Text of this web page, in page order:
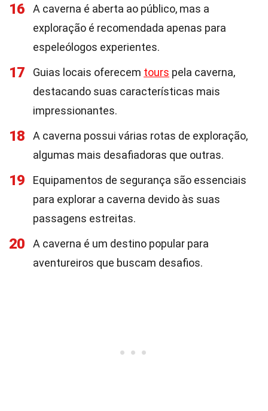
16
A caverna é aberta ao público, mas a
exploração é recomendada apenas para
espeleólogos experientes.
17 Guias locais oferecem tours pela caverna,
destacando suas características mais
impressionantes.
18
A caverna possui várias rotas de exploração,
algumas mais desafiadoras que outras.
19
Equipamentos de segurança são essenciais
para explorar a caverna devido às suas
passagens estreitas.
20
A caverna é um destino popular para
aventureiros que buscam desafios.